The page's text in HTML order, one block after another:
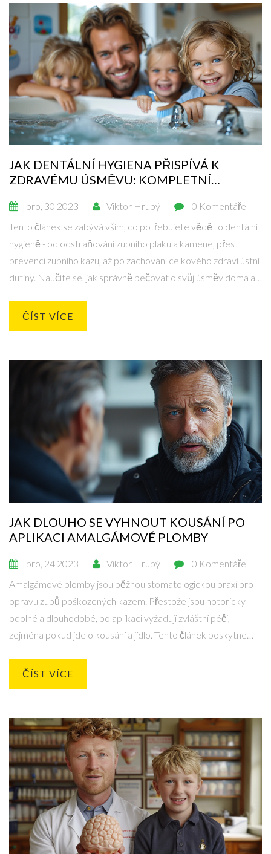
JAK DENTÁLNÍ HYGIENA PŘISPÍVÁ K
ZDRAVÉMU ÚSMĚVU: KOMPLETNÍ
pro, 30 2023 Viktor Hrubý
0 Komentáře
Tento článek se zabývá vším, co potřebujete vědět o dentální
hygieně - od odstraňování zubního plaku a kamene, přes
prevenci zubního kazu, až po zachování celkového zdraví ústní
dutiny. Naučíte se, jak správně pečovat o svůj úsměv doma a
hygieny. Poskytuje praktické tipy pro každodenní péči i pro ty,
ČÍST VÍCE
JAK DLOUHO SE VYHNOUT KOUSÁNÍ PO
APLIKACI AMALGÁMOVÉ PLOMBY
pro, 24 2023 Viktor Hrubý
0 Komentáře
Amalgámové plomby jsou běžnou stomatologickou praxí pro
opravu zubů poškozených kazem. Přestože jsou notoricky
odolné a dlouhodobé, po aplikaci vyžadují zvláštní péči,
zejména pokud jde o kousání a jídlo. Tento článek poskytne
kousání na straně s novou amalgámovou plombou, proč je to
ČÍST VÍCE